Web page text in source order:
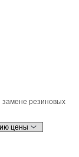
замене резиновых